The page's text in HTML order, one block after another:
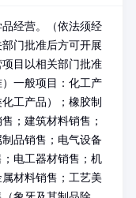
经营。（依法须经
门批准后方可开展
目以相关部门批准
一般项目：化工产
工产品）；橡胶制
；建筑材料销售；
品销售；电气设备
电工器材销售；机
材料销售；工艺美